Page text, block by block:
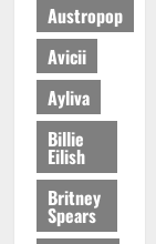
Austropop
Avicii
Ayliva
Billie
Eilish
Britney
Spears